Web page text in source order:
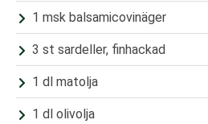
1 msk balsamicovinäger
3 st sardeller, finhackad
1 dl matolja
1 dl olivolja